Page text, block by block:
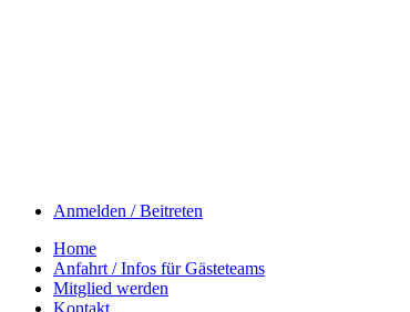
Anmelden / Beitreten
Home
Anfahrt / Infos für Gästeteams
Mitglied werden
Kontakt